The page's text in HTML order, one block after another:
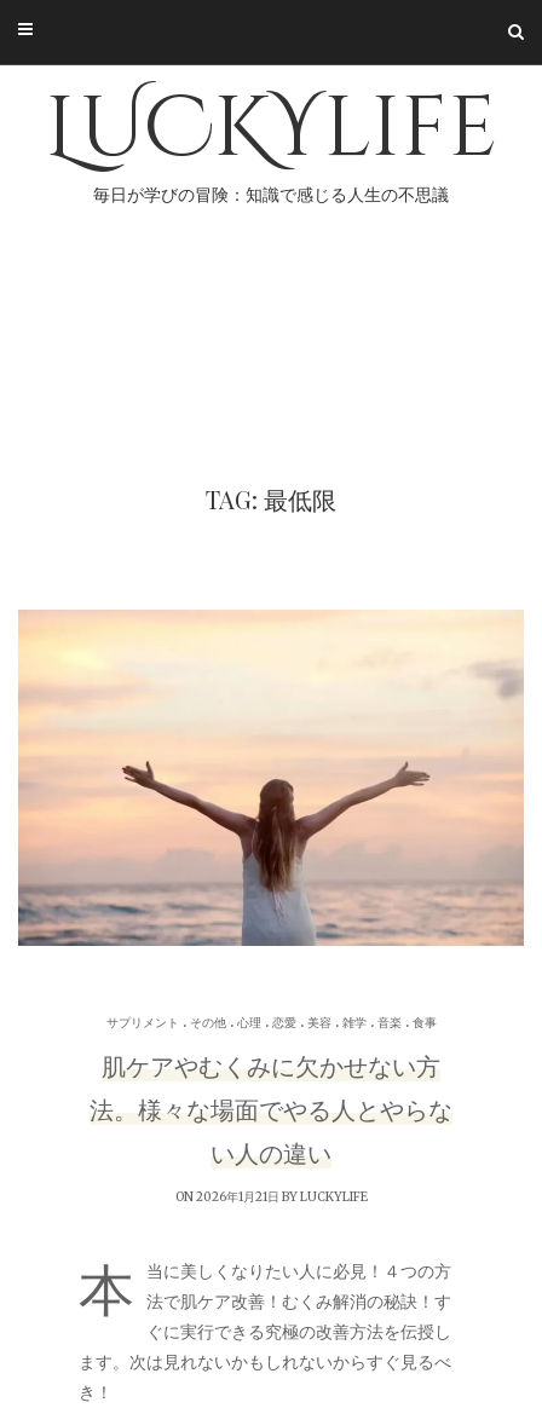
content
LUCKYlife
毎日が学びの冒険：知識で感じる人生の不思議
TAG: 最低限
サプリメント . その他. 心理 . 恋愛. 美容 . 雑学. 音楽. 食事
肌ケアやむくみに欠かせない方
法。様々な場面でやる人とやらな
い人の違い
ON 2026年1月21日 BYLUCKYLIFE
本
当に美しくなりたい人に必見！４つの方
法で肌ケア改善！むくみ解消の秘訣！す
ぐに実行できる究極の改善方法を伝授し
ます。次は見れないかもしれないからすぐ見るべ
き！